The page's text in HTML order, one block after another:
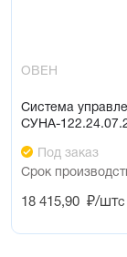
ОВЕН
Система
СУНА-
Под заказ
Срок
18 415,90 ₽/шт